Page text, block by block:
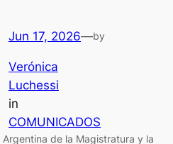
Jun 17, 2026—by
Verónica
Luchessi
in
COMUNICADOS
Argentina de la Magistratura y la